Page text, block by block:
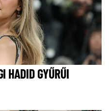
HADID GYŰRŰI